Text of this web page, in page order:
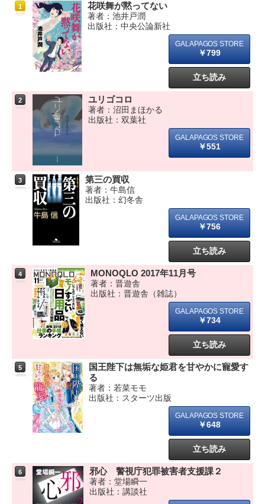
1 花咲舞が黙ってない
著者：池井戸潤
出版社：中央公論新社
￥799
立ち読み
2 ユリゴコロ
著者：沼田まほかる
出版社：双葉社
￥551
3 第三の買収
著者：牛島信
出版社：幻冬舎
￥756
立ち読み
4 MONOQLO 2017年11月号
著者：晋遊舎
出版社：晋遊舎（雑誌）
￥734
立ち読み
5
国王陛下は無垢な姫君を甘やかに寵愛す
る
著者：若菜モモ
出版社：スターツ出版
￥648
立ち読み
6 邪心 警視庁犯罪被害者支援課２
著者：堂場瞬一
出版社：講談社